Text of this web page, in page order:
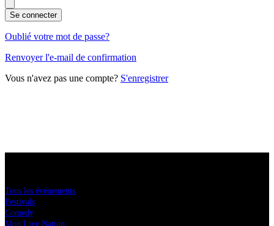
Se connecter
Oublié votre mot de passe?
Renvoyer l'e-mail de confirmation
Vous n'avez pas une compte? S'enregistrer
Tous les événements
Festivals
Comedy
Mon Live Nation